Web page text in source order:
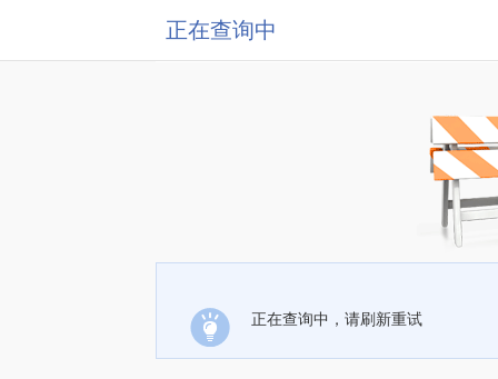
正在查询中
正在查询中，请刷新重试